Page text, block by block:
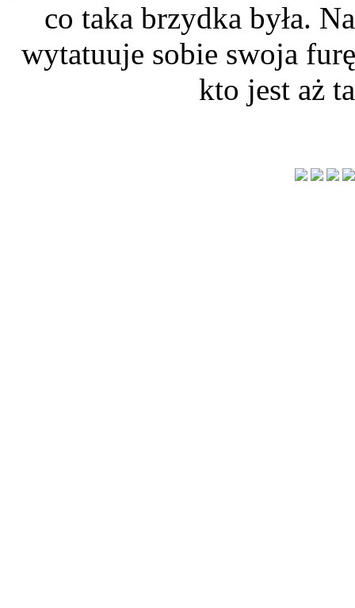
co taka brzydka była.
wytatuuje sobie swoja
kto jest aż